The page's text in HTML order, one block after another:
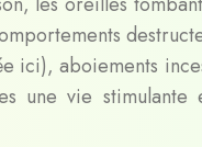
ici), aboiements
une vie